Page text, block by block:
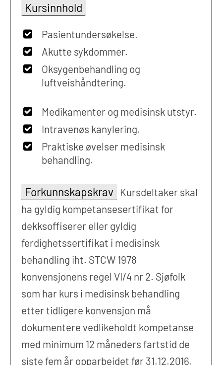
Kursinnhold
Pasientundersøkelse.
Akutte sykdommer.
Oksygenbehandling og
luftveishåndtering.
Medikamenter og medisinsk utstyr.
Intravenøs kanylering.
Praktiske øvelser medisinsk
behandling.
Forkunnskapskrav
Kursdeltaker skal
ha gyldig kompetansesertifikat for
dekksoffiserer eller gyldig
ferdighetssertifikat i medisinsk
behandling iht. STCW 1978
konvensjonens regel VI/4 nr 2. Sjøfolk
som har kurs i medisinsk behandling
etter tidligere konvensjon må
dokumentere vedlikeholdt kompetanse
med minimum 12 måneders fartstid de
siste fem år opparbeidet før 31.12.2016.